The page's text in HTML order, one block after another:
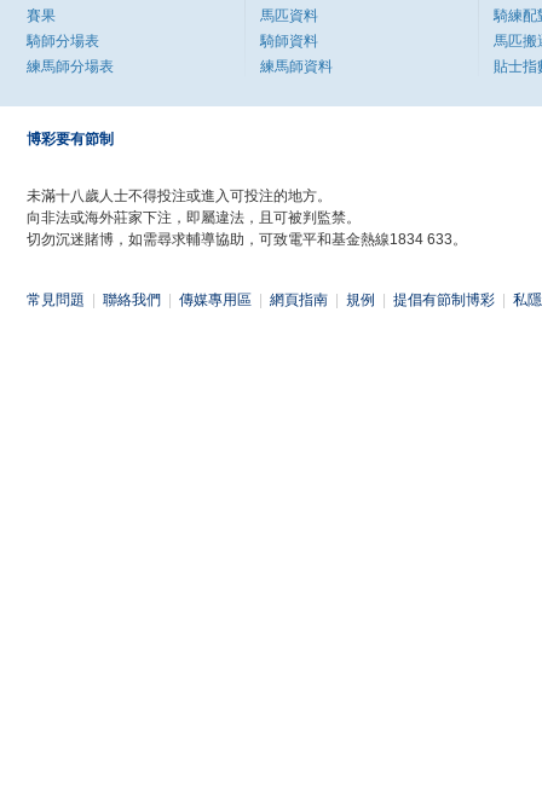
賽果
騎師分場表
練馬師分場表
馬匹資料
騎師資料
練馬師資料
騎練配
馬匹搬
貼士指
博彩要有節制
未滿十八歲人士不得投注或進入可投注的地方。
向非法或海外莊家下注，即屬違法，且可被判監禁。
切勿沉迷賭博，如需尋求輔導協助，可致電平和基金熱線1834 633。
常見問題 聯絡我們 傳媒專用區 網頁指南 規例 提倡有節制博彩 私